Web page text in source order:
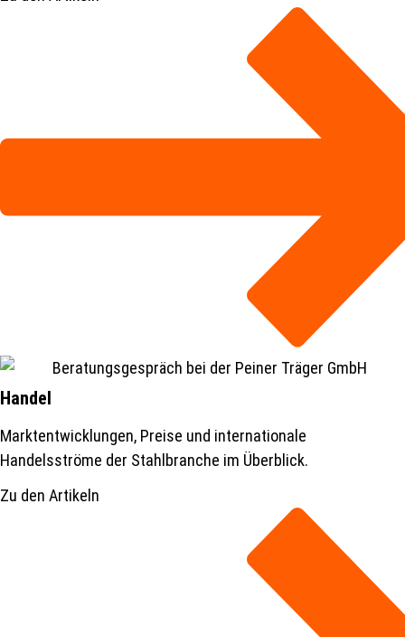
Handel
Marktentwicklungen, Preise und internationale
Handelsströme der Stahlbranche im Überblick.
Zu den Artikeln